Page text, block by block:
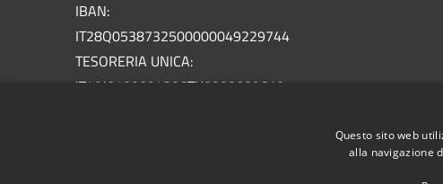
IBAN:
IT28Q0538732500000049229744
TESORERIA UNICA:
IT49J0100004306TU0000009610
Questo sito web
alla navigazione